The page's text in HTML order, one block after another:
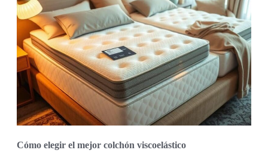
Cómo elegir el mejor colchón viscoelástico